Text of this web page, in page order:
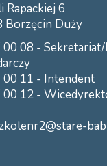
Rapackiej 6
Borzęcin Duży
00 08 -
00 11 - Intendent
00 12 -